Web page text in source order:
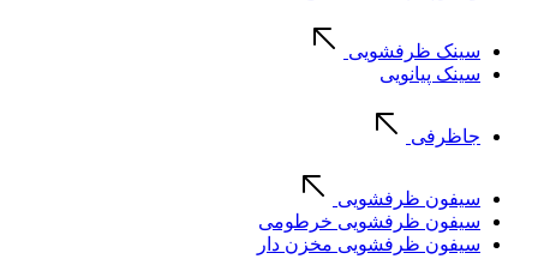
سینک ظرفشویی
سینک پیانویی
جاظرفی
سیفون ظرفشویی
سیفون ظرفشویی خرطومی
سیفون ظرفشویی مخزن دار